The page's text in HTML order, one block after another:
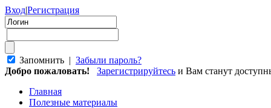
Вход|Регистрация
Запомнить | Забыли пароль?
Добро пожаловать!
Зарегистрируйтесь и Вам станут
Главная
Полезные материалы